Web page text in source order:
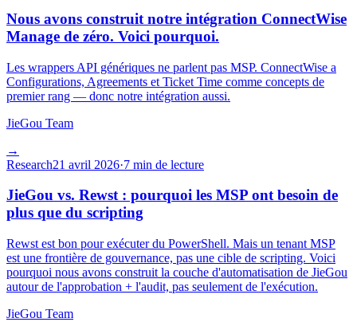
Nous avons construit notre intégration ConnectWise
Manage de zéro. Voici pourquoi.
Les wrappers API génériques ne parlent pas MSP. ConnectWise a
Configurations, Agreements et Ticket Time comme concepts de
premier rang — donc notre intégration aussi.
JieGou Team
→
Research21 avril 2026·7 min de lecture
JieGou vs. Rewst : pourquoi les MSP ont besoin de
plus que du scripting
Rewst est bon pour exécuter du PowerShell. Mais un tenant MSP
est une frontière de gouvernance, pas une cible de scripting. Voici
pourquoi nous avons construit la couche d'automatisation de JieGou
autour de l'approbation + l'audit, pas seulement de l'exécution.
JieGou Team